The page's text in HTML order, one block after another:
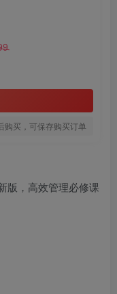
购买，可保存购买订单